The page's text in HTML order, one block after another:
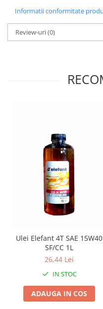
Costume Craciun
Decoratiuni luminoase
Figurine si decoratiuni
Instalatii liniare si role de
Instalatii liniare/sir
Instalatii perdea
Instalatii plasa
Instalatii Solare
Instalatii turturi-franjuri
Perdea 220V
Feronerie
Informatii conformitate
Review-uri(0)
Ulei Elefant 4T SAE 15W40
SF/CC 1L
26,44 Lei
IN STOC
ADAUGA IN COS